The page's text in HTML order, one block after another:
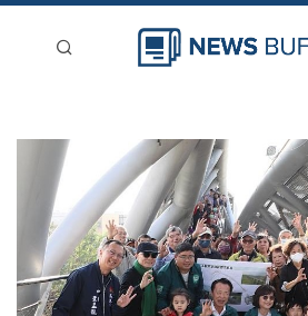
新聞稿分類
登入
刊登